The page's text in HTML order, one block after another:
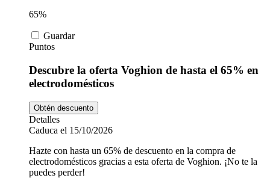
65%
Guardar
Puntos
Descubre la oferta Voghion de hasta el 65% en
electrodomésticos
Obtén descuento
Detalles
Caduca el 15/10/2026
Hazte con hasta un 65% de descuento en la compra de
electrodomésticos gracias a esta oferta de Voghion. ¡No te la
puedes perder!